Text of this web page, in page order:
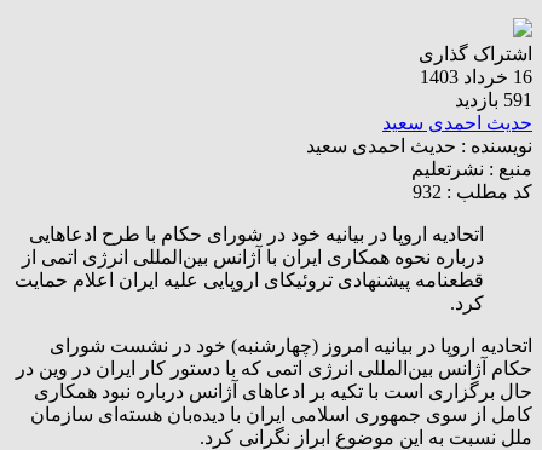
اشتراک گذاری
16 خرداد 1403
591 بازدید
حدیث احمدی سعید
نویسنده : حدیث احمدی سعید
منبع : نشرتعلیم
کد مطلب : 932
اتحادیه اروپا در بیانیه خود در شورای حکام با طرح ادعاهایی
درباره نحوه همکاری ایران با آژانس بین‌المللی انرژی اتمی از
قطعنامه پیشنهادی تروئیکای اروپایی علیه ایران اعلام حمایت
کرد.
اتحادیه اروپا در بیانیه امروز (چهارشنبه) خود در نشست شورای
حکام آژانس بین‌المللی انرژی اتمی که با دستور کار ایران در وین در
حال برگزاری است با تکیه بر ادعاهای آژانس درباره نبود همکاری
کامل از سوی جمهوری اسلامی ایران با دیده‌بان هسته‌ای سازمان
ملل نسبت به این موضوع ابراز نگرانی کرد.